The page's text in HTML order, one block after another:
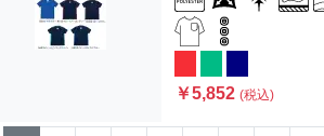
￥5,852(税込)